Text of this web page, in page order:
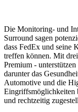
Die Monitoring- und
Surround sagen
dass FedEx und seine
treffen können. Mit
Premium -
darunter das
Automotive und die
Eingriffsmöglichkeiten
und rechtzeitig